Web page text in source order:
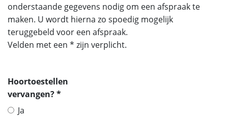
onderstaande gegevens nodig om een afspraak te
maken. U wordt hierna zo spoedig mogelijk
teruggebeld voor een afspraak.
Velden met een * zijn verplicht.
Hoortoestellen
vervangen? *
Ja